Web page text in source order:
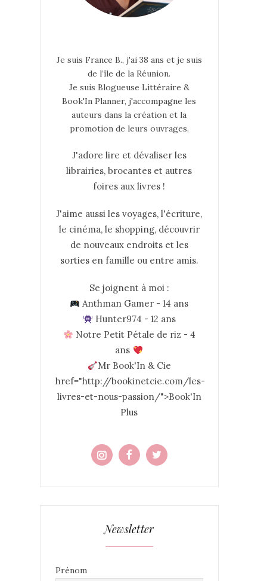
Je suis France B., j'ai 38 ans et je suis
de l’île de la Réunion.
Je suis Blogueuse Littéraire &
Book'In Planner, j'accompagne les
auteurs dans la création et la
promotion de leurs ouvrages.
J'adore lire et dévaliser les
librairies, brocantes et autres
foires aux livres !
J'aime aussi les voyages, l'écriture,
le cinéma, le shopping, découvrir
de nouveaux endroits et les
sorties en famille ou entre amis.
Se joignent à moi :
Anthman Gamer - 14 ans
Hunter974 - 12 ans
Notre Petit Pétale de riz - 4
ans
Mr Book'In & Cie
href="http://bookinetcie.com/les-
livres-et-nous-passion/">Book'In
Plus
Newsletter
Prénom